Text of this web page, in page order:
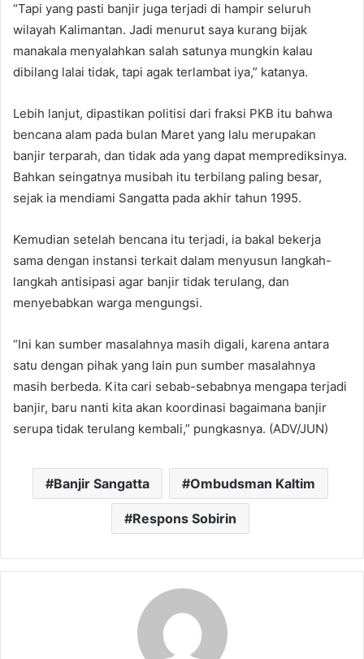
“Tapi yang pasti banjir juga terjadi di hampir seluruh
wilayah Kalimantan. Jadi menurut saya kurang bijak
manakala menyalahkan salah satunya mungkin kalau
dibilang lalai tidak, tapi agak terlambat iya,” katanya.
Lebih lanjut, dipastikan politisi dari fraksi PKB itu bahwa
bencana alam pada bulan Maret yang lalu merupakan
banjir terparah, dan tidak ada yang dapat memprediksinya.
Bahkan seingatnya musibah itu terbilang paling besar,
sejak ia mendiami Sangatta pada akhir tahun 1995.
Kemudian setelah bencana itu terjadi, ia bakal bekerja
sama dengan instansi terkait dalam menyusun langkah-
langkah antisipasi agar banjir tidak terulang, dan
menyebabkan warga mengungsi.
“Ini kan sumber masalahnya masih digali, karena antara
satu dengan pihak yang lain pun sumber masalahnya
masih berbeda. Kita cari sebab-sebabnya mengapa terjadi
banjir, baru nanti kita akan koordinasi bagaimana banjir
serupa tidak terulang kembali,” pungkasnya. (ADV/JUN)
Banjir Sangatta Ombudsman Kaltim
Respons Sobirin